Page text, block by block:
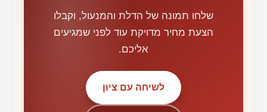
שלחו תמונה של הדלת והמנעול, וקבלו
הצעת מחיר מדויקת עוד לפני שמגיעים
אליכם.
לשיחה עם ציון